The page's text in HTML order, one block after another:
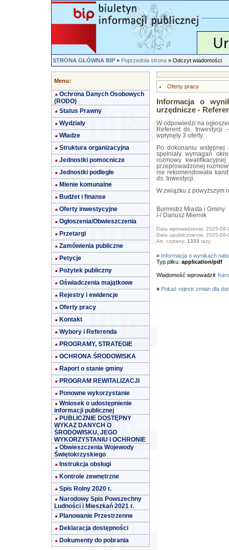
STRONA GŁÓWNA BIP»Poprzednia strona» Odczyt wiadomości
Menu:
Ochrona Danych Osobowych
(RODO)
Status Prawny
Wydziały
Władze
Struktura organizacyjna
Jednostki pomocnicze
Jednostki podległe
Mienie komunalne
Budżet i finanse
Oferty inwestycyjne
Ogłoszenia/Obwieszczenia
Przetargi
Zamówienia publiczne
Petycje
Pożytek publiczny
Oświadczenia majątkowe
Rejestry i ewidencje
Oferty pracy
Kontakt
Wybory i Referenda
PROGRAMY, STRATEGIE
OCHRONA ŚRODOWISKA
Raport o stanie gminy
PROGRAM REWITALIZACJI
Ponowne wykorzystanie
Wniosek o udostępnienie
informacji publicznej
PUBLICZNIE DOSTĘPNY
WYKAZ DANYCH O
ŚRODOWISKU, JEGO
WYKORZYSTANIU I OCHRONIE
Obwieszczenia Wojewody
Świętokrzyskiego
Instrukcja obsługi
Kontrole zewnętrzne
Spis Rolny 2020 r.
Narodowy Spis Powszechny
Ludności i Mieszkań 2021 r.
Planowanie Przestrzenne
Deklaracja dostępności
Dokumenty do pobrania
Oferty pracy
Informacja o
urzędnicze -
W odpowiedzi na
Referent ds. Inwestycji
wpłynęły 3 oferty.
Po dokonaniu
spełniały wymagań
rozmowy
przeprowadzonej
nie rekomendowała
ds. Inwestycji.
W związku z powyższym
Burmistrz Miasta i Gminy
/-/ Dariusz Miernik
Data wprowadzenia: 2025-09-
Data upublicznienia: 2025-09-
Art. czytany: 1333 razy
» Informacja o wynikach
Typ pliku: application/pdf
Wiadomość wprowadził:
» Pokaż rejestr zmian dla